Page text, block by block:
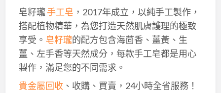
皂籽瓏手工皂 ，2017年成立，以純手工製作，
搭配植物精華，為您打造天然肌膚護理的極致
享受。 皂籽瓏的配方包含海茴香、薑黃、生
薑、左手香等天然成分，每款手工皂都是用心
製作，滿足您的不同需求。
貴金屬回收、收購、買賣，24小時全省服務！